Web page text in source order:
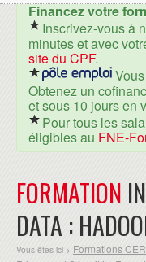
Financez votre
Inscrivez-vous à
minutes et avec
site du CPF.
Obtenez un
et sous 10 jours en
Pour tous les
éligibles au FNE-
FORMATION
DATA :
Vous êtes ici > Formations